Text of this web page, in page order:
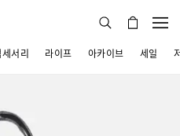
서리 라이프 아카이브 세일